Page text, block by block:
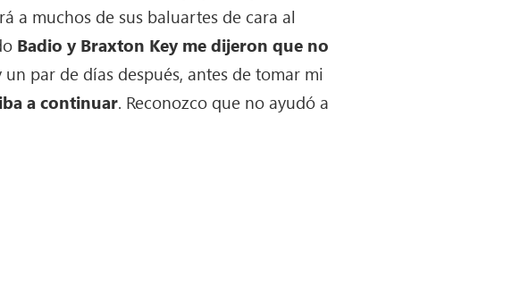
a muchos de sus baluartes de cara al
Badio y Braxton Key me dijeron que no
par de días después, antes de tomar mi
a continuar. Reconozco que no ayudó a